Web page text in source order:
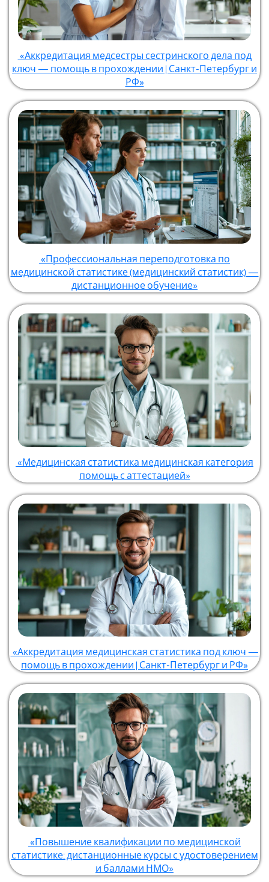
«Аккредитация медсестры сестринского дела под
ключ — помощь в прохождении | Санкт-Петербург и
РФ»
«Профессиональная переподготовка по
медицинской статистике (медицинский статистик) —
дистанционное обучение»
«Медицинская статистика медицинская категория
помощь с аттестацией»
«Аккредитация медицинская статистика под ключ —
помощь в прохождении | Санкт-Петербург и РФ»
«Повышение квалификации по медицинской
статистике: дистанционные курсы с удостоверением
и баллами НМО»